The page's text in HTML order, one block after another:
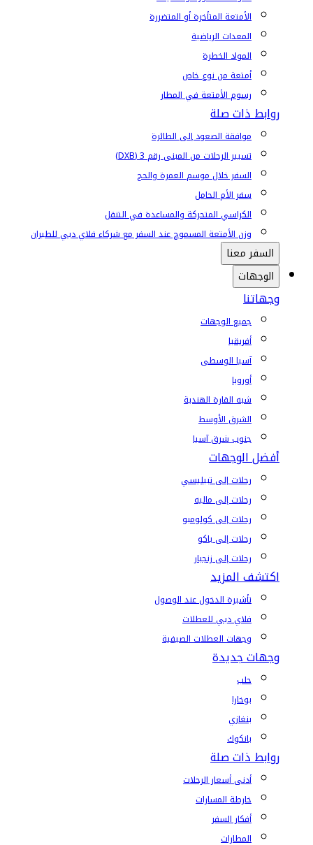
الأمتعة المتأخرة أو المتضررة
المعدات الرياضية
المواد الخطرة
أمتعة من نوع خاص
رسوم الأمتعة في المطار
روابط ذات صلة
موافقة الصعود إلى الطائرة
تسيير الرحلات من المبنى رقم 3 (DXB)
السفر خلال موسم العمرة والحج
سفر الأم الحامل
الكراسي المتحركة والمساعدة في التنقل
وزن الأمتعة المسموح عند السفر مع شركاء فلاي دبي للطيران
السفر معنا
الوجهات
وجهاتنا
جميع الوجهات
أفريقيا
آسيا الوسطى
أوروبا
شبه القارة الهندية
الشرق الأوسط
جنوب شرق آسيا
أفضل الوجهات
رحلات إلى تبيليسي
رحلات إلى ماليه
رحلات إلى كولومبو
رحلات إلى باكو
رحلات إلى زنجبار
اكتشف المزيد
تأشيرة الدخول عند الوصول
فلاي دبي للعطلات
وجهات العطلات الصيفية
وجهات جديدة
حلب
بوخارا
بنغازي
بانكوك
روابط ذات صلة
أدنى أسعار الرحلات
خارطة المسارات
أفكار السفر
المطارات